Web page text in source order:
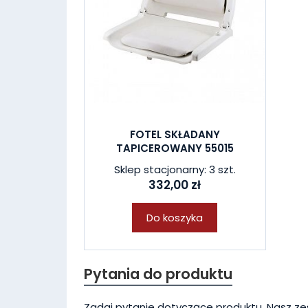
FOTEL SKŁADANY
TAPICEROWANY 55015
Sklep stacjonarny: 3 szt.
332,00 zł
Do koszyka
Pytania do produktu